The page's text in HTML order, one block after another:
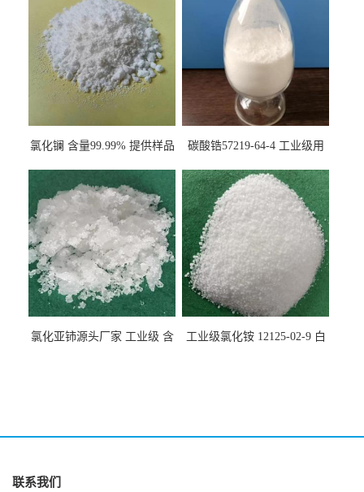
氯化镧 含量99.99% 提供样品
碳酸锆57219-64-4 工业级用
氯化亚铈源头厂家 工业级 含
工业级氯化铵 12125-02-9 白
联系我们